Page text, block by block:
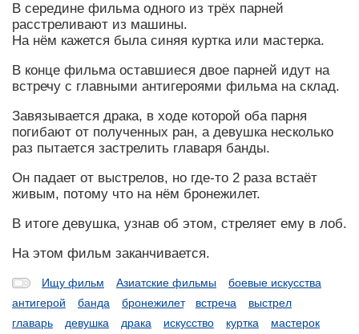
В середине фильма одного из трёх парней
расстреливают из машины.
На нём кажется была синяя куртка или мастерка.
В конце фильма оставшиеся двое парней идут на
встречу с главными антигероями фильма на склад.
Завязывается драка, в ходе которой оба парня
погибают от полученных ран, а девушка несколько
раз пытается застрелить главаря банды.
Он падает от выстрелов, но где-то 2 раза встаёт
живым, потому что на нём бронежилет.
В итоге девушка, узнав об этом, стреляет ему в лоб.
На этом фильм заканчивается.
Ищу фильм Азиатские фильмы
боевые искусства
антигерой
банда бронежилет встреча
выстрел
главарь
девушка драка искусство куртка
мастерок